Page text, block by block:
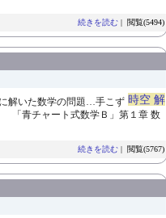
続きを読む | 閲覧(5494)
時空 解
解いた数学の問題…手こず
「青チャート式数学Ｂ」第１章 数
続きを読む | 閲覧(5767)